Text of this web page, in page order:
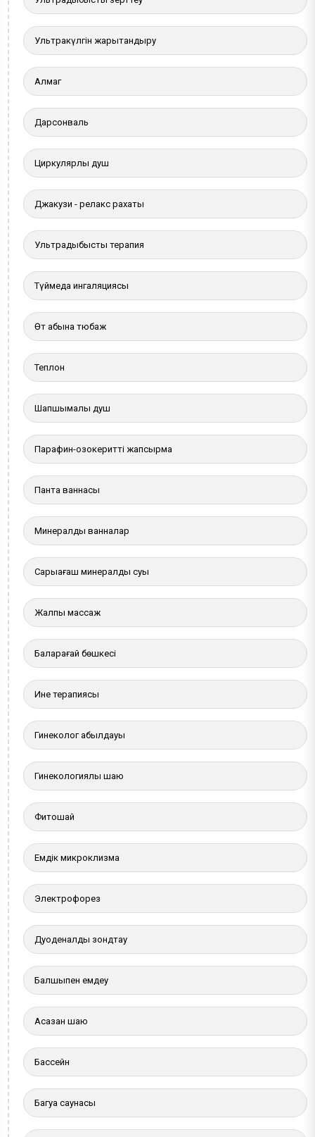
Ультракүлгін жарықтандыру
Алмаг
Дарсонваль
Циркулярлы душ
Джакузи - релакс рахаты
Ультрадыбыстық терапия
Түймедақ ингаляциясы
Өт қабына тюбаж
Теплон
Шапшымалы душ
Парафин-озокеритті жапсырма
Панта ваннасы
Минералды ванналар
Сарыағаш минералды суы
Жалпы массаж
Балқарағай бөшкесі
Ине терапиясы
Гинеколог қабылдауы
Гинекологиялық шаю
Фитошай
Емдік микроклизма
Электрофорез
Дуоденалды зондтау
Балшықпен емдеу
Асқазан шаю
Бассейн
Багуа саунасы